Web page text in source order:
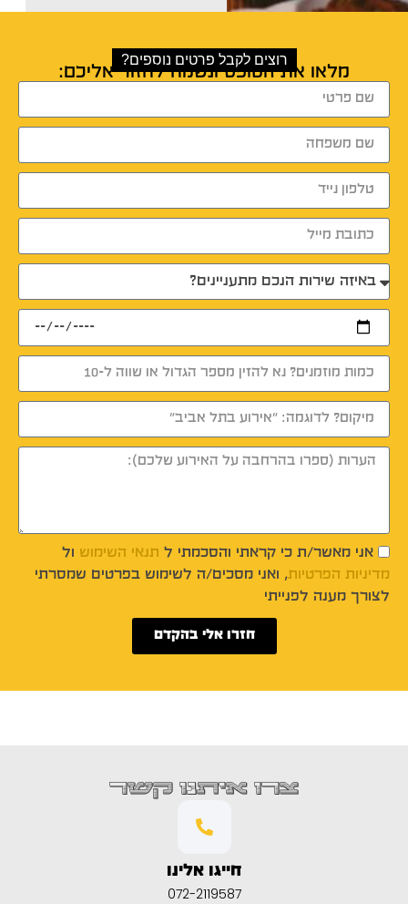
רוצים לקבל פרטים נוספים?
מלאו את הטופס ונשמח לחזור אליכם:
אני מאשר/ת כי קראתי והסכמתי ל תנאי השימוש ול
מדיניות הפרטיות, ואני מסכים/ה לשימוש בפרטים שמסרתי
לצורך מענה לפנייתי
חזרו אלי בהקדם
צרו איתנו קשר
חייגו אלינו
072-2119587